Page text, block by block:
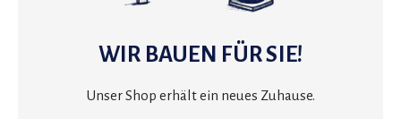
WIR BAUEN FÜR SIE!
Unser Shop erhält ein neues Zuhause.